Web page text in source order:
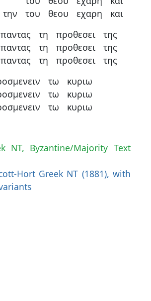
την
του
θεου
εχαρη
και
παντας
παντας
παντας
τη
τη
τη
προθεσει
προθεσει
προθεσει
της
της
της
τω
τω
τω
κυριω
κυριω
κυριω
NT, Byzantine/Majority Text
Hort Greek NT (1881), with